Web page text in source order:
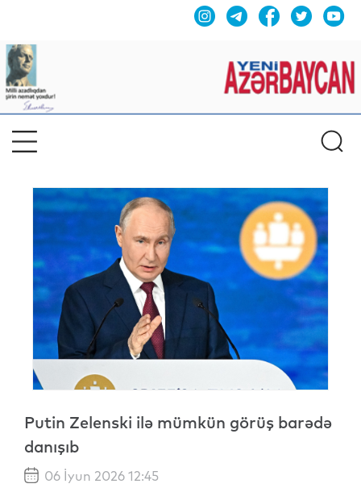
Putin Zelenski ilə mümkün görüş barədə
danışıb
06 İyun 2026 12:45